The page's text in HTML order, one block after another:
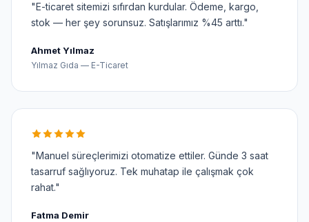
"E-ticaret sitemizi sıfırdan kurdular. Ödeme, kargo,
stok — her şey sorunsuz. Satışlarımız %45 arttı."
Ahmet Yılmaz
Yılmaz Gıda — E-Ticaret
"Manuel süreçlerimizi otomatize ettiler. Günde 3 saat
tasarruf sağlıyoruz. Tek muhatap ile çalışmak çok
rahat."
Fatma Demir